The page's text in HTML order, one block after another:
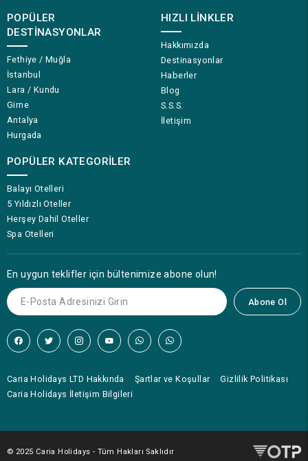
POPÜLER
DESTINASYONLAR
Fethiye / Muğla
İstanbul
Lara / Kundu
Girne
Antalya
Hurgada
POPÜLER KATEGORILER
Balayı Otelleri
5 Yıldızlı Oteller
Herşey Dahil Oteller
Spa Otelleri
HIZLI LINKLER
Hakkımızda
Destinasyonlar
Haberler
Blog
S.S.S.
İletişim
En uygun teklifler için bültenimize abone olun!
Abone Ol
Caria Holidays LTD Hakkında Şartlar ve Koşullar
Gizlilik Politikası
Caria Holidays İletişim Bilgileri
© 2025 Caria Holidays - Tüm Hakları Saklıdır